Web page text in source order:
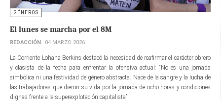
GÉNEROS
El lunes se marcha por el 8M
REDACCIÓN 04 MARZO 2026
La Corriente Lohana Berkins destacó la necesidad de reafirmar el carácter obrero
y clasista de la fecha para enfrentar la ofensiva actual: “No es una jornada
simbólica ni una festividad de género abstracta. Nace de la sangre y la lucha de
las trabajadoras que dieron su vida por la jornada de ocho horas y condiciones
dignas frente a la superexplotación capitalista”.